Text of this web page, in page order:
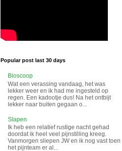
Popular post last 30 days
Bioscoop
Wat een verassing vandaag, het was
lekker weer en ik had me ingesteld op
regen. Een kadootje dus! Na het ontbijt
lekker naar buiten gegaan o...
Slapen
Ik heb een relatief rustige nacht gehad
doordat ik heel veel pijnstilling kreeg.
Vanmorgen sliepen JW en ik nog vast toen
het pijnteam er al...